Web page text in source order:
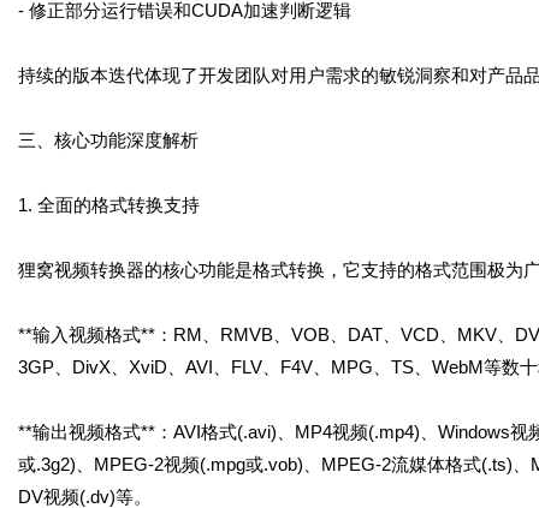
- 修正部分运行错误和CUDA加速判断逻辑
持续的版本迭代体现了开发团队对用户需求的敏锐洞察和对产品
三、核心功能深度解析
1. 全面的格式转换支持
狸窝视频转换器的核心功能是格式转换，它支持的格式范围极为
**输入视频格式**：RM、RMVB、VOB、DAT、VCD、MKV、
3GP、DivX、XviD、AVI、FLV、F4V、MPG、TS、WebM等数
**输出视频格式**：AVI格式(.avi)、MP4视频(.mp4)、Windows
或.3g2)、MPEG-2视频(.mpg或.vob)、MPEG-2流媒体格式(.ts)
DV视频(.dv)等。